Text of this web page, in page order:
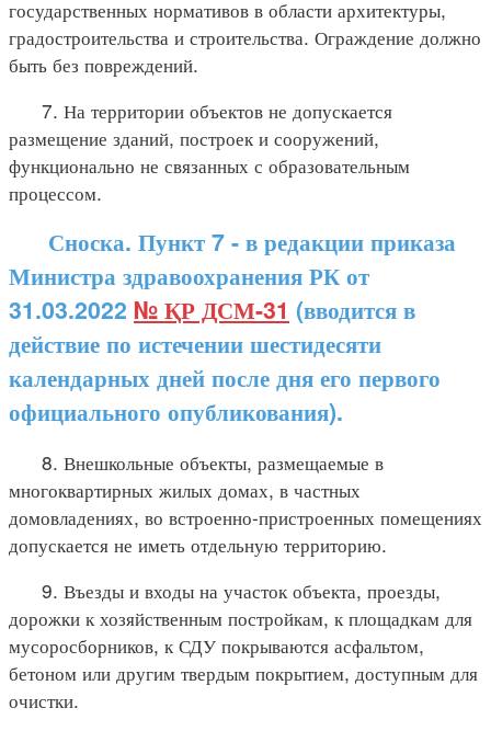
государственных нормативов в области архитектуры,
градостроительства и строительства. Ограждение должно
быть без повреждений.
7. На территории объектов не допускается
размещение зданий, построек и сооружений,
функционально не связанных с образовательным
процессом.
Сноска. Пункт 7 - в редакции приказа
Министра здравоохранения РК от
31.03.2022 № ҚР ДСМ-31 (вводится в
действие по истечении шестидесяти
календарных дней после дня его первого
официального опубликования).
8. Внешкольные объекты, размещаемые в
многоквартирных жилых домах, в частных
домовладениях, во встроенно-пристроенных помещениях
допускается не иметь отдельную территорию.
9. Въезды и входы на участок объекта, проезды,
дорожки к хозяйственным постройкам, к площадкам для
мусоросборников, к СДУ покрываются асфальтом,
бетоном или другим твердым покрытием, доступным для
очистки.